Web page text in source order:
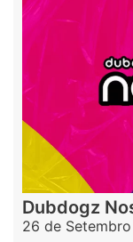
Dubdogz
26 de